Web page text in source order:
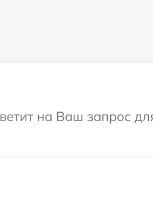
на Ваш запрос